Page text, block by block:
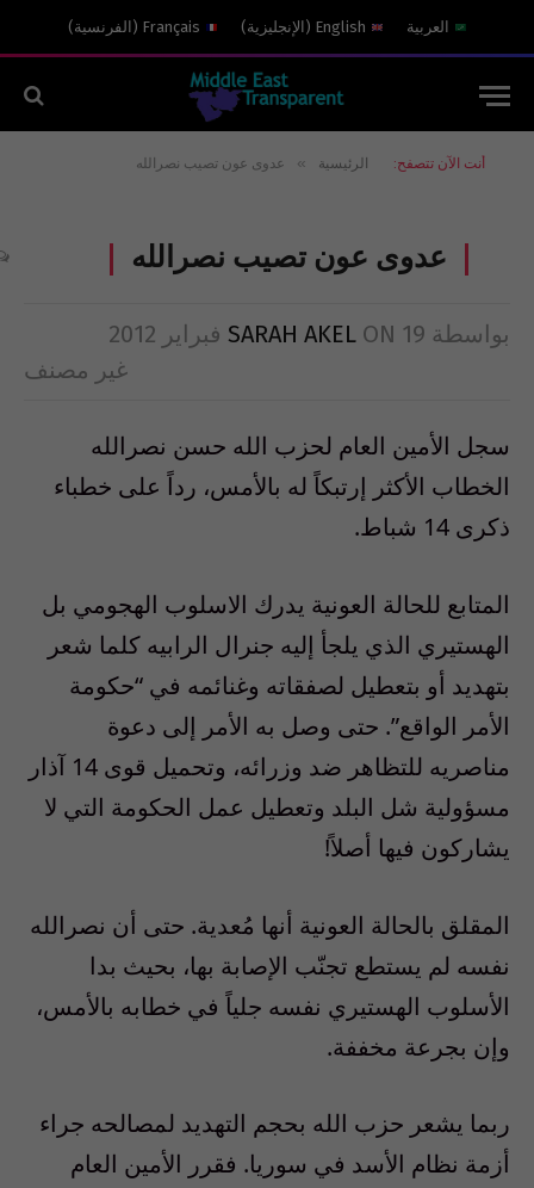
العربية English
( الإنجليزية)
Français
( الفرنسية)
أنت الآن تتصفح: الرئيسية » عدوى عون تصيب نصرالله
عدوى عون تصيب نصرالله
بواسطة SARAH AKEL ON 19 فبراير 2012
غير مصنف
سجل الأمين العام لحزب الله حسن نصرالله
الخطاب الأكثر إرتبكاً له بالأمس، رداً على خطباء
ذكرى 14 شباط.
المتابع للحالة العونية يدرك الاسلوب الهجومي بل
الهستيري الذي يلجأ إليه جنرال الرابيه كلما شعر
بتهديد أو بتعطيل لصفقاته وغنائمه في “حكومة
الأمر الواقع”. حتى وصل به الأمر إلى دعوة
مناصريه للتظاهر ضد وزرائه، وتحميل قوى 14 آذار
مسؤولية شل البلد وتعطيل عمل الحكومة التي لا
يشاركون فيها أصلاً!
المقلق بالحالة العونية أنها مُعدية. حتى أن نصرالله
نفسه لم يستطع تجنّب الإصابة بها، بحيث بدا
الأسلوب الهستيري نفسه جلياً في خطابه بالأمس،
وإن بجرعة مخففة.
ربما يشعر حزب الله بحجم التهديد لمصالحه جراء
أزمة نظام الأسد في سوريا. فقرر الأمين العام